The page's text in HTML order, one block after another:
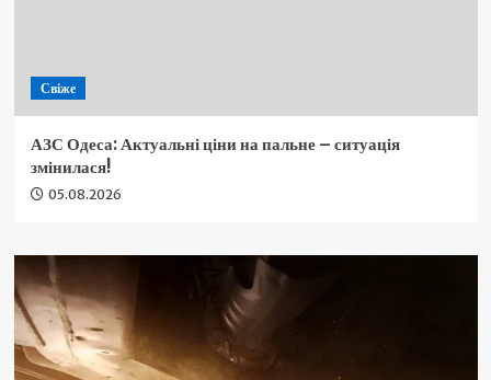
Свіже
АЗС Одеса: Актуальні ціни на пальне – ситуація
змінилася!
05.08.2026